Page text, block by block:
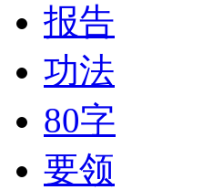
报告
功法
80字
要领